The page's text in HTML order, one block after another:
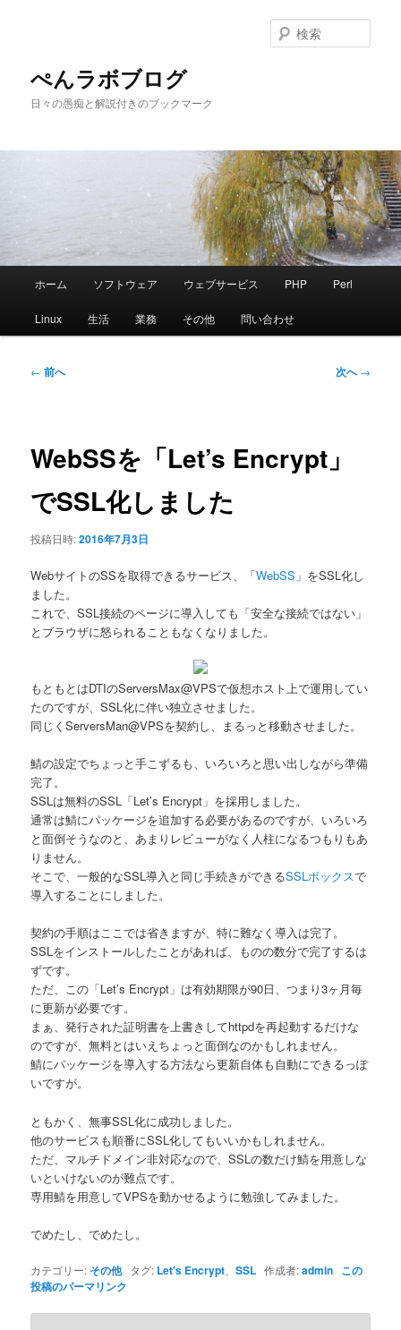
ぺんラボブログ
日々の愚痴と解説付きのブックマーク
索
メ
ホーム ソフトウェア ウェブサービス PHP Perl
Linux 生活 業務 その他 問い合わせ
投
ー
ョ
← 前へ 次へ→
WebSSを「Let’s Encrypt」
でSSL化しました
投稿日時:2016年7月3日
WebサイトのSSを取得できるサービス、「WebSS 」をSSL化し
ました。
これで、SSL接続のページに導入しても「安全な接続ではない」
とブラウザに怒られることもなくなりました。
もともとはDTIのServersMax@VPSで仮想ホスト上で運用してい
たのですが、SSL化に伴い独立させました。
同じくServersMan@VPSを契約し、まるっと移動させました。
鯖の設定でちょっと手こずるも、いろいろと思い出しながら準備
完了。
SSLは無料のSSL「Let’s Encrypt」を採用しました。
通常は鯖にパッケージを追加する必要があるのですが、いろいろ
と面倒そうなのと、あまりレビューがなく人柱になるつもりもあ
りません。
そこで、一般的なSSL導入と同じ手続きができるSSLボックスで
導入することにしました。
契約の手順はここでは省きますが、特に難なく導入は完了。
SSLをインストールしたことがあれば、ものの数分で完了するは
ずです。
ただ、この「Let’s Encrypt」は有効期限が90日、つまり3ヶ月毎
に更新が必要です。
まぁ、発行された証明書を上書きしてhttpdを再起動するだけな
のですが、無料とはいえちょっと面倒なのかもしれません。
鯖にパッケージを導入する方法なら更新自体も自動にできるっぽ
いですが。
ともかく、無事SSL化に成功しました。
他のサービスも順番にSSL化してもいいかもしれません。
ただ、マルチドメイン非対応なので、SSLの数だけ鯖を用意しな
いといけないのが難点です。
専用鯖を用意してVPSを動かせるように勉強してみました。
でめたし、でめたし。
カテゴリー: その他タグ: Let's Encrypt 、SSL 作成者:admin この
投稿のパーマリンク